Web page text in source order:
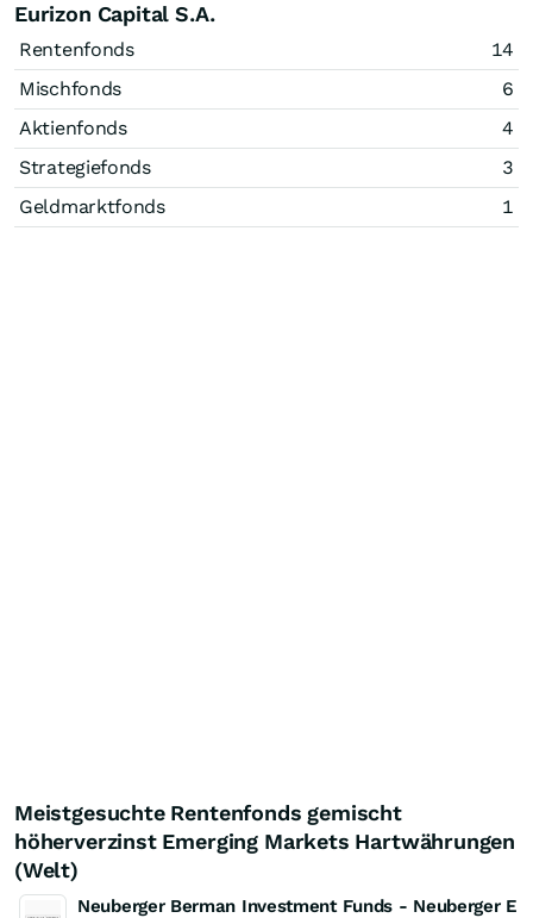
Eurizon Capital S.A.
Rentenfonds
14
Mischfonds
6
Aktienfonds
4
Strategiefonds
3
Geldmarktfonds
1
Meistgesuchte Rentenfonds gemischt
höherverzinst Emerging Markets Hartwährungen
(Welt)
Neuberger Berman Investment Funds - Neuberger